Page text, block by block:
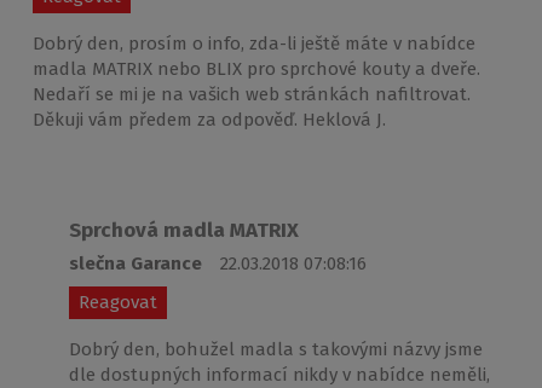
Dobrý den, prosím o info, zda-li ještě máte v nabídce
madla MATRIX nebo BLIX pro sprchové kouty a dveře.
Nedaří se mi je na vašich web stránkách nafiltrovat.
Děkuji vám předem za odpověď. Heklová J.
Sprchová madla MATRIX
slečna Garance
22.03.2018 07:08:16
Reagovat
Dobrý den, bohužel madla s takovými názvy jsme
dle dostupných informací nikdy v nabídce neměli,